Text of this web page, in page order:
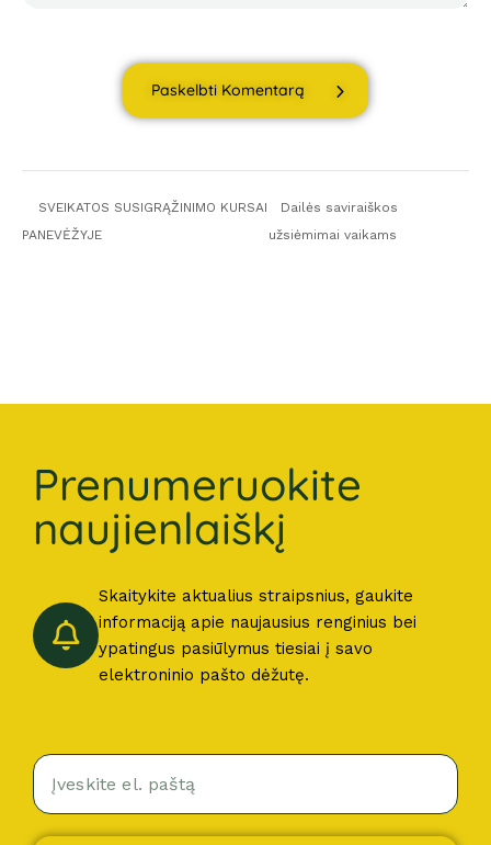
Paskelbti Komentarą
SVEIKATOS SUSIGRĄŽINIMO KURSAI
PANEVĖŽYJE
Dailės saviraiškos
užsiėmimai vaikams
Prenumeruokite
naujienlaiškį
Skaitykite aktualius straipsnius, gaukite
informaciją apie naujausius renginius bei
ypatingus pasiūlymus tiesiai į savo
elektroninio pašto dėžutę.